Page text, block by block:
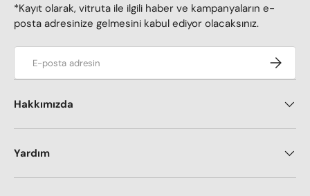
*Kayıt olarak, vitruta ile ilgili haber ve kampanyaların e-
posta adresinize gelmesini kabul ediyor olacaksınız.
Kaydol
Hakkımızda
Yardım